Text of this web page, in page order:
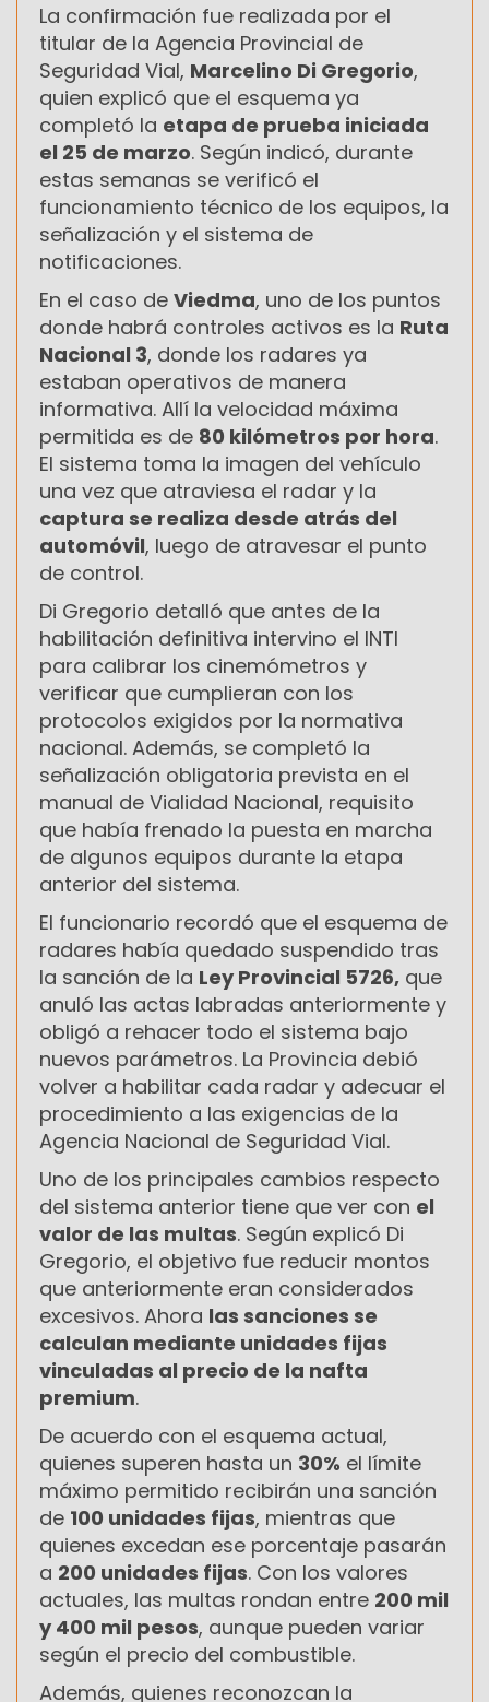
La confirmación fue realizada por el
titular de la Agencia Provincial de
Seguridad Vial, Marcelino Di Gregorio,
quien explicó que el esquema ya
completó la etapa de prueba iniciada
el 25 de marzo. Según indicó, durante
estas semanas se verificó el
funcionamiento técnico de los equipos, la
señalización y el sistema de
notificaciones.
En el caso de Viedma, uno de los puntos
donde habrá controles activos es la Ruta
Nacional 3, donde los radares ya
estaban operativos de manera
informativa. Allí la velocidad máxima
permitida es de 80 kilómetros por hora.
El sistema toma la imagen del vehículo
una vez que atraviesa el radar y la
captura se realiza desde atrás del
automóvil, luego de atravesar el punto
de control.
Di Gregorio detalló que antes de la
habilitación definitiva intervino el INTI
para calibrar los cinemómetros y
verificar que cumplieran con los
protocolos exigidos por la normativa
nacional. Además, se completó la
señalización obligatoria prevista en el
manual de Vialidad Nacional, requisito
que había frenado la puesta en marcha
de algunos equipos durante la etapa
anterior del sistema.
El funcionario recordó que el esquema de
radares había quedado suspendido tras
la sanción de la Ley Provincial 5726, que
anuló las actas labradas anteriormente y
obligó a rehacer todo el sistema bajo
nuevos parámetros. La Provincia debió
volver a habilitar cada radar y adecuar el
procedimiento a las exigencias de la
Agencia Nacional de Seguridad Vial.
Uno de los principales cambios respecto
del sistema anterior tiene que ver con el
valor de las multas. Según explicó Di
Gregorio, el objetivo fue reducir montos
que anteriormente eran considerados
excesivos. Ahora las sanciones se
calculan mediante unidades fijas
vinculadas al precio de la nafta
premium.
De acuerdo con el esquema actual,
quienes superen hasta un 30% el límite
máximo permitido recibirán una sanción
de 100 unidades fijas, mientras que
quienes excedan ese porcentaje pasarán
a 200 unidades fijas. Con los valores
actuales, las multas rondan entre 200 mil
y 400 mil pesos, aunque pueden variar
según el precio del combustible.
Además, quienes reconozcan la